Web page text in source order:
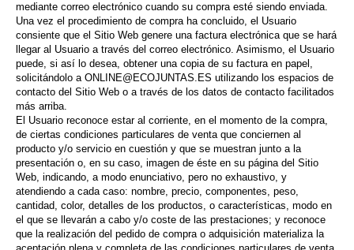
mediante correo electrónico cuando su compra esté siendo enviada.
Una vez el procedimiento de compra ha concluido, el Usuario
consiente que el Sitio Web genere una factura electrónica que se hará
llegar al Usuario a través del correo electrónico. Asimismo, el Usuario
puede, si así lo desea, obtener una copia de su factura en papel,
solicitándolo a ONLINE@ECOJUNTAS.ES utilizando los espacios de
contacto del Sitio Web o a través de los datos de contacto facilitados
más arriba.
El Usuario reconoce estar al corriente, en el momento de la compra,
de ciertas condiciones particulares de venta que conciernen al
producto y/o servicio en cuestión y que se muestran junto a la
presentación o, en su caso, imagen de éste en su página del Sitio
Web, indicando, a modo enunciativo, pero no exhaustivo, y
atendiendo a cada caso: nombre, precio, componentes, peso,
cantidad, color, detalles de los productos, o características, modo en
el que se llevarán a cabo y/o coste de las prestaciones; y reconoce
que la realización del pedido de compra o adquisición materializa la